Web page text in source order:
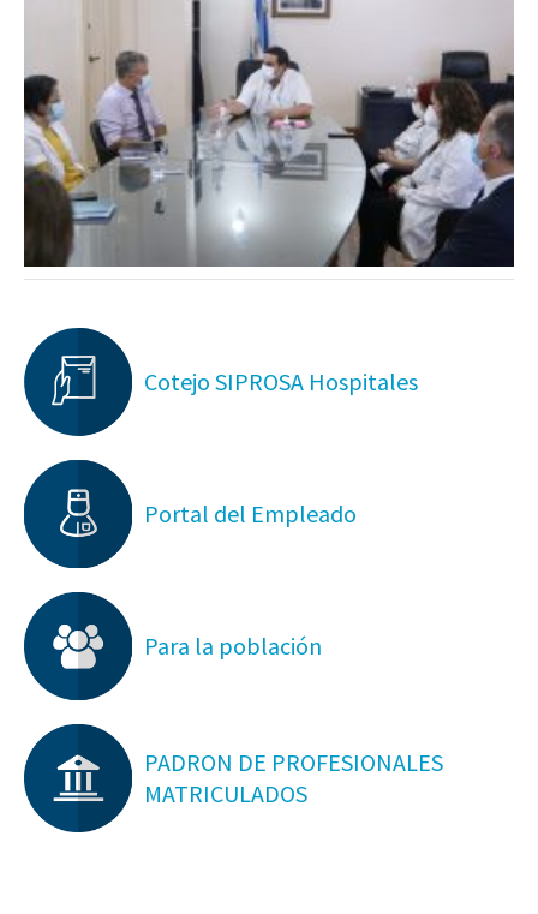
Cotejo SIPROSA Hospitales
Portal del Empleado
Para la población
PADRON DE PROFESIONALES
MATRICULADOS